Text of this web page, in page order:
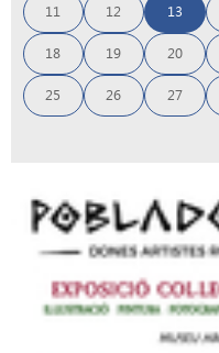
11 12 13
18 19 20
25 26 27